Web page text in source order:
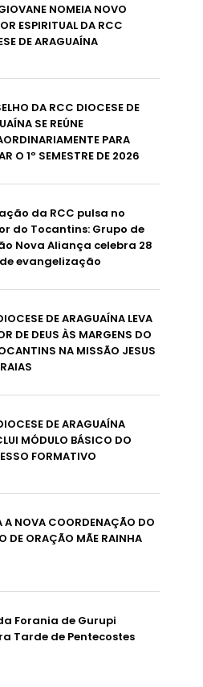
NOMEIA NOVO
ESPIRITUAL DA RCC
DE ARAGUAÍNA
DA RCC DIOCESE DE
SE REÚNE
PARA
O 1º SEMESTRE DE 2026
da RCC pulsa no
do Tocantins: Grupo de
Nova Aliança celebra 28
evangelização
DE ARAGUAÍNA LEVA
DE DEUS ÀS MARGENS DO
NA MISSÃO JESUS
DE ARAGUAÍNA
MÓDULO BÁSICO DO
FORMATIVO
A NOVA COORDENAÇÃO DO
DE ORAÇÃO MÃE RAINHA
Forania de Gurupi
Tarde de Pentecostes